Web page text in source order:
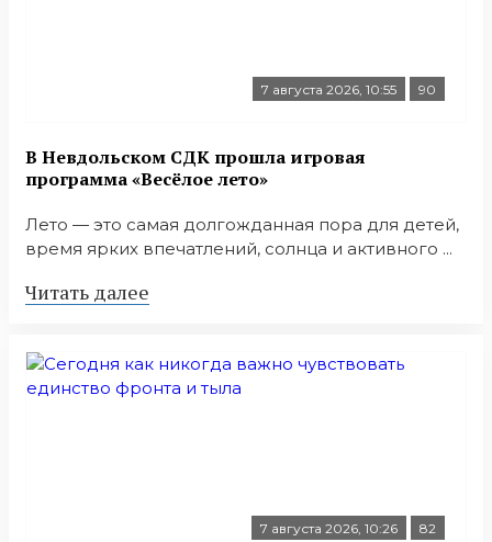
7 августа 2026, 10:55 90
В Невдольском СДК прошла игровая
программа «Весёлое лето»
Лето — это самая долгожданная пора для детей,
время ярких впечатлений, солнца и активного ...
Читать далее
7 августа 2026, 10:26 82